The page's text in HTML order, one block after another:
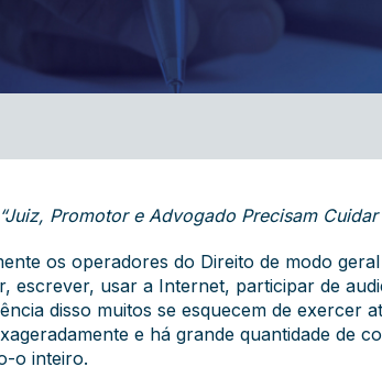
Promotor e Advogado Precisam
os operadores do Direito de modo
escrever, usar a Internet, participar de
disso muitos se esquecem de exercer
e há grande quantidade de
o inteiro.